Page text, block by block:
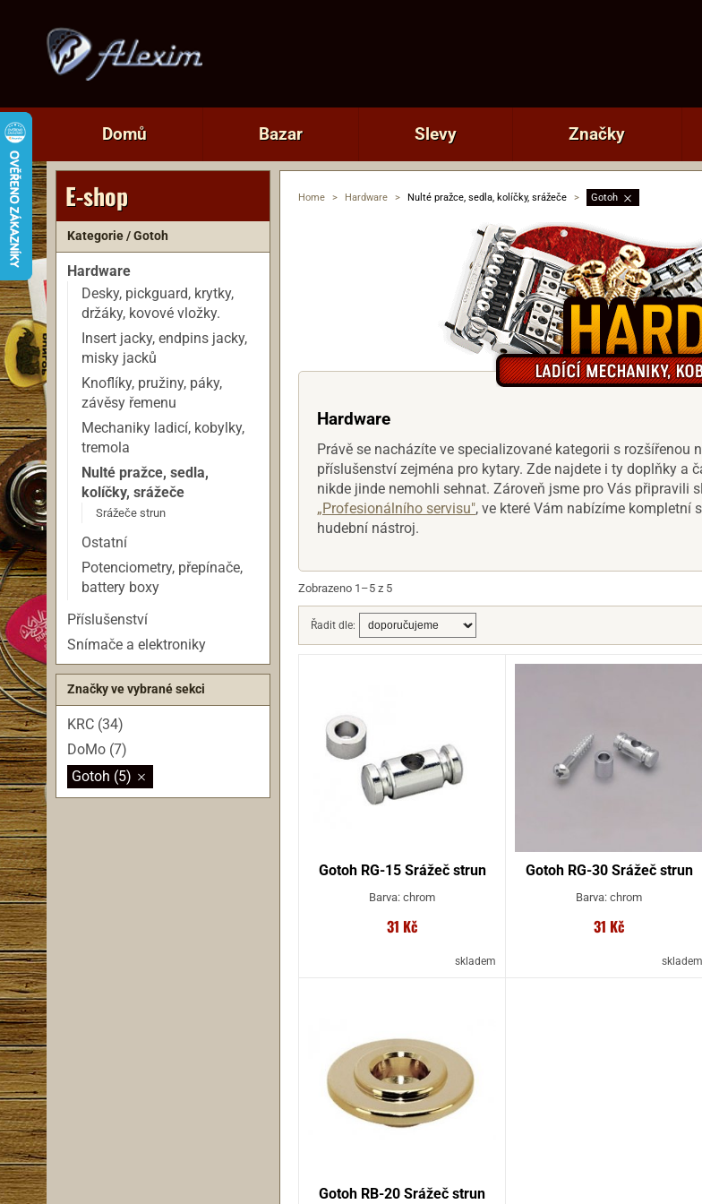
Domů Bazar Slevy Značky
Home > Hardware > Nulté pražce, sedla, kolíčky, srážeče > Gotoh
Hardware
Právě se nacházíte ve specializované kategorii s rozšířenou
příslušenství zejména pro kytary. Zde najdete i ty doplňky a
nikde jinde nemohli sehnat. Zároveň jsme pro Vás připravili
„Profesionálního servisu", ve které Vám nabízíme kompletní
hudební nástroj.
Zobrazeno 1–5 z 5
Řadit dle:
Gotoh RG-15 Srážeč strun
Barva: chrom
31 Kč
skladem
Gotoh RG-30 Srážeč strun
Barva: chrom
31 Kč
skladem
Gotoh RB-20 Srážeč strun
E-shop
Kategorie / Gotoh
Hardware
Desky, pickguard, krytky,
držáky, kovové vložky.
Insert jacky, endpins jacky,
misky jacků
Knoflíky, pružiny, páky,
závěsy řemenu
Mechaniky ladicí, kobylky,
tremola
Nulté pražce, sedla,
kolíčky, srážeče
Srážeče strun
Ostatní
Potenciometry, přepínače,
battery boxy
Příslušenství
Snímače a elektroniky
Značky ve vybrané sekci
KRC (34)
DoMo (7)
Gotoh (5)